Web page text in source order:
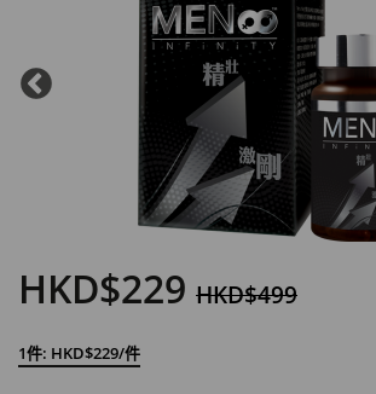
HKD$229 HKD$499
1件: HKD$229/件